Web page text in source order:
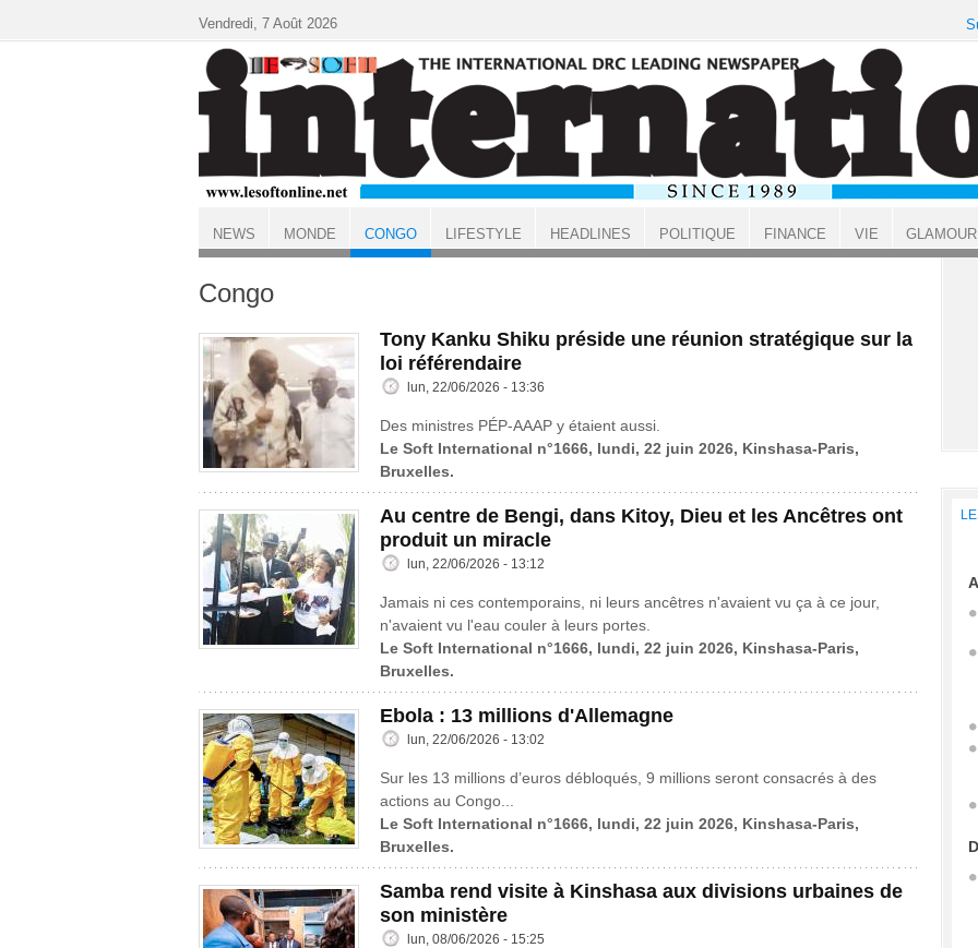
ACCUEIL
Congo
Tony Kanku Shiku préside une réunion stratégique sur la
loi référendaire
lun, 22/06/2026 - 13:36
Des ministres PÉP-AAAP y étaient aussi.
Le Soft International n°1666, lundi, 22 juin 2026, Kinshasa-Paris,
Bruxelles.
Au centre de Bengi, dans Kitoy, Dieu et les Ancêtres ont
produit un miracle
lun, 22/06/2026 - 13:12
Jamais ni ces contemporains, ni leurs ancêtres n'avaient vu ça à ce jour,
n'avaient vu l'eau couler à leurs portes.
Le Soft International n°1666, lundi, 22 juin 2026, Kinshasa-Paris,
Bruxelles.
Ebola : 13 millions d'Allemagne
lun, 22/06/2026 - 13:02
Sur les 13 millions d’euros débloqués, 9 millions seront consacrés à des
actions au Congo...
Le Soft International n°1666, lundi, 22 juin 2026, Kinshasa-Paris,
Bruxelles.
Samba rend visite à Kinshasa aux divisions urbaines de
son ministère
lun, 08/06/2026 - 15:25
Vendredi, 7 Août 2026
NEWS MONDE CONGO LIFESTYLE HEADLINES POLITIQUE FINANCE VIE GLAMOUR